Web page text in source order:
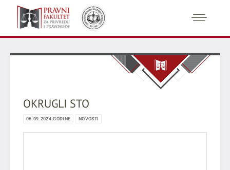
OKRUGLI STO
06.09.2024.GODINE NOVOSTI